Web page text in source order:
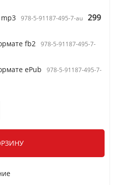
978-5-91187-495-7-au 299
fb2 978-5-91187-495-7-
ePub
978-5-91187-495-7-